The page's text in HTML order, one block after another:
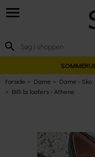
Forside
Dame Dame - Sko
Billi bi loafers - Athene